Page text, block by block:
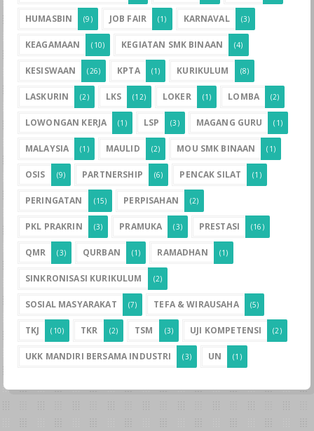
HUMASBIN (9) JOB FAIR (1) KARNAVAL (3)
KEAGAMAAN (10) KEGIATAN SMK BINAAN (4)
KESISWAAN (26) KPTA (1) KURIKULUM (8)
LASKURIN (2) LKS (12) LOKER (1) LOMBA (2)
LOWONGAN KERJA (1) LSP (3) MAGANG GURU (1)
MALAYSIA (1) MAULID (2) MOU SMK BINAAN (1)
OSIS (9) PARTNERSHIP (6) PENCAK SILAT (1)
PERINGATAN (15) PERPISAHAN (2)
PKL PRAKRIN (3) PRAMUKA (3) PRESTASI (16)
QMR (3) QURBAN (1) RAMADHAN (1)
SINKRONISASI KURIKULUM (2)
SOSIAL MASYARAKAT (7) TEFA & WIRAUSAHA (5)
TKJ (10) TKR (2) TSM (3) UJI KOMPETENSI (2)
UKK MANDIRI BERSAMA INDUSTRI (3) UN (1)